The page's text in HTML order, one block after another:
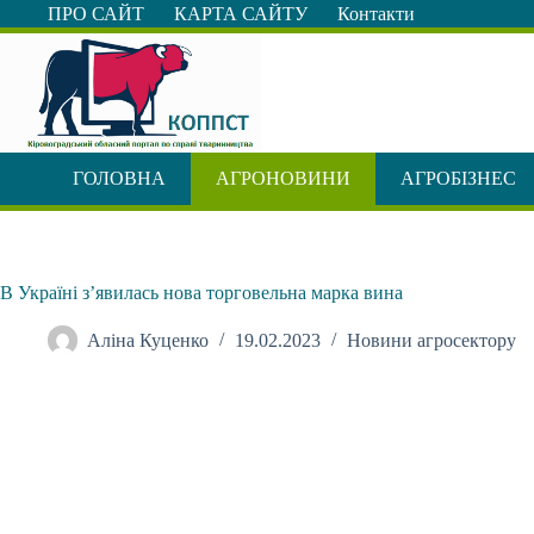
Перейти
до
ПРО САЙТ КАРТА САЙТУ Контакти
ГОЛОВНА АГРОНОВИНИ АГРОБІЗНЕС
В Україні з’явилась нова торговельна марка вина
Аліна Куценко 19.02.2023 Новини агросектору